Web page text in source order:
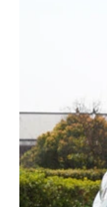
笑みを浮かべてい
ボディサイズは全
ボンネットを開け
フル充電の航続距
センターディスプ
荷室容量は360リ
フィアット 600e